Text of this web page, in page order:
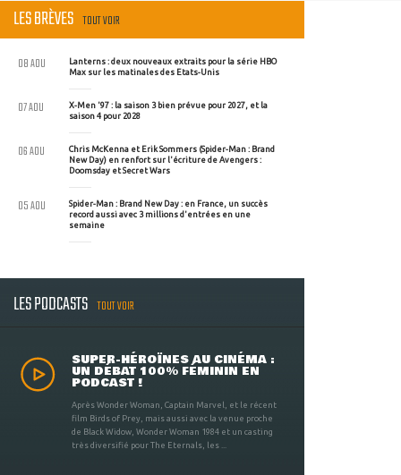
LES BRÈVES TOUT VOIR
Lanterns : deux nouveaux extraits pour la série HBO
Max sur les matinales des Etats-Unis
08 AOU
X-Men '97 : la saison 3 bien prévue pour 2027, et la
saison 4 pour 2028
07 AOU
Chris McKenna et Erik Sommers (Spider-Man : Brand
New Day) en renfort sur l'écriture de Avengers :
Doomsday et Secret Wars
06 AOU
Spider-Man : Brand New Day : en France, un succès
record aussi avec 3 millions d'entrées en une
semaine
05 AOU
LES PODCASTS TOUT VOIR
SUPER-HÉROÏNES AU CINÉMA :
UN DÉBAT 100% FÉMININ EN
PODCAST !
Après Wonder Woman, Captain Marvel, et le récent
film Birds of Prey, mais aussi avec la venue proche
de Black Widow, Wonder Woman 1984 et un casting
très diversifié pour The Eternals, les ...